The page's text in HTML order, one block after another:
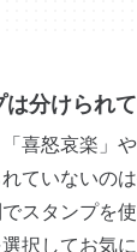
分けられ
喜怒哀楽」
ていないの
スタンプを
択してお気